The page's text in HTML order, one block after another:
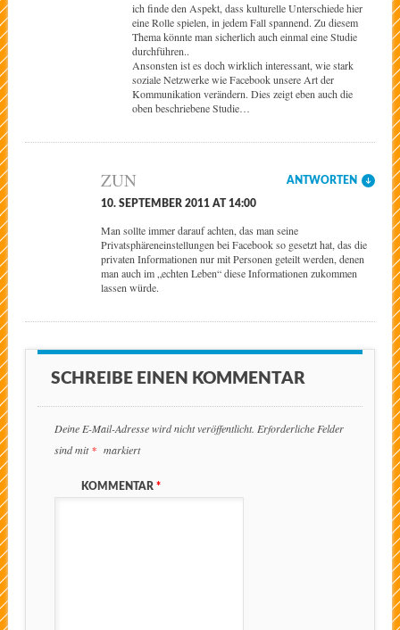
ich finde den Aspekt, dass kulturelle Unterschiede hier
eine Rolle spielen, in jedem Fall spannend. Zu diesem
Thema könnte man sicherlich auch einmal eine Studie
durchführen..
Ansonsten ist es doch wirklich interessant, wie stark
soziale Netzwerke wie Facebook unsere Art der
Kommunikation verändern. Dies zeigt eben auch die
oben beschriebene Studie…
ZUN
10. SEPTEMBER 2011 AT 14:00
ANTWORTEN
Man sollte immer darauf achten, das man seine
Privatsphäreneinstellungen bei Facebook so gesetzt hat, das die
privaten Informationen nur mit Personen geteilt werden, denen
man auch im „echten Leben“ diese Informationen zukommen
lassen würde.
SCHREIBE EINEN KOMMENTAR
Deine E-Mail-Adresse wird nicht veröffentlicht. Erforderliche Felder
sind mit* markiert
KOMMENTAR *